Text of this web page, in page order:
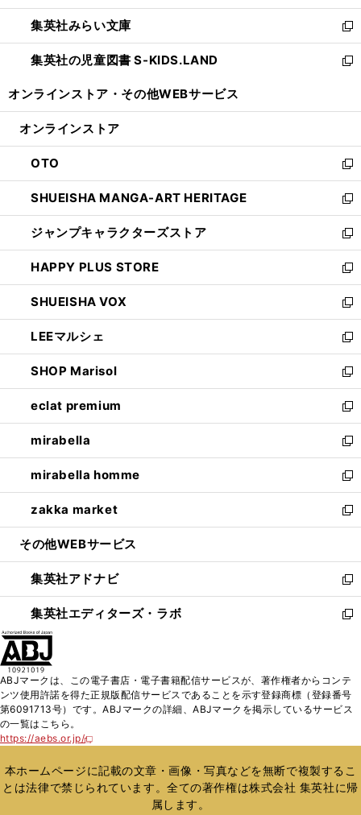
開
く
ウ
で
開
く
ン
ド
ウ
で
ウ
ィ
ン
ド
開
集英社みらい文庫
新
し
い
ン
ウ
で
開
く
集英社の児童図書 S-KIDS.LAND
新
ウ
ン
ド
ウ
で
開
く
オンラインストア・ その他WEBサービス
オンラインストア
OTO
新
し
い
ウ
ィ
ン
ド
ウ
で
開
く
SHUEISHA MANGA-ART HERITAGE
新
し
い
ウ
ィ
ン
ド
ウ
で
開
く
ジャンプキャラクターズストア
新
し
い
ウ
ィ
ン
ド
ウ
で
開
く
HAPPY PLUS STORE
新
し
い
ウ
ィ
ン
ド
ウ
で
開
く
SHUEISHA VOX
新
し
い
ウ
ィ
ン
ド
ウ
で
開
く
LEEマルシェ
新
し
い
ウ
ィ
ン
ド
ウ
で
開
く
SHOP Marisol
新
し
い
ウ
ィ
ン
ド
ウ
で
開
eclat premium
新
し
い
ウ
ィ
ン
ド
ウ
開
く
mirabella
新
し
い
ウ
ィ
ン
ウ
で
開
く
mirabella homme
新
し
い
ウ
ン
ド
ウ
で
zakka market
新
し
ウ
ィ
ン
ド
く
その他WEBサービス
集英社アドナビ
新
し
い
ド
ウ
で
集英社エディターズ・ラボ
新
ィ
ン
開
く
ABJマークは、この電子書店・電子書籍配信サービスが、著作権者からコンテ
ンツ使用許諾を得た正規版配信サービスであることを示す登録商標（登録番号
第6091713号）です。ABJマークの詳細、ABJマークを掲示しているサービス
の一覧はこちら。
https://aebs.or.jp/
新
い
ウ
ィ
本ホームページに記載の文章・画像・写真などを無断で複製するこ
とは法律で禁じられています。全ての著作権は株式会社 集英社に帰
属します。